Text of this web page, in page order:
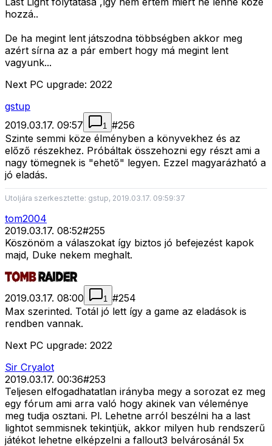
hozzá..
De ha megint lent játszodna többségben akkor meg
azért sírna az a pár embert hogy má megint lent
vagyunk...
Next PC upgrade: 2022
gstup
2019.03.17. 09:57
1 #256
Szinte semmi köze élményben a könyvekhez és az
előző részekhez. Próbáltak összehozni egy részt ami a
nagy tömegnek is "ehető" legyen. Ezzel magyarázható a
jó eladás.
Utoljára szerkesztette: gstup, 2019.03.17. 09:59:37
tom2004
2019.03.17. 08:52#255
Köszönöm a válaszokat így biztos jó befejezést kapok
majd, Duke nekem meghalt.
2019.03.17. 08:00 1 #254
Max szerinted. Totál jó lett így a game az eladások is
rendben vannak.
Next PC upgrade: 2022
Sir Cryalot
2019.03.17. 00:36#253
Teljesen elfogadhatatlan irányba megy a sorozat ez meg
egy fórum ami arra való hogy akinek van véleménye
meg tudja osztani. Pl. Lehetne arról beszélni ha a last
lightot semmisnek tekintjük, akkor milyen hub rendszerű
játékot lehetne elképzelni a fallout3 belvárosánál 5x